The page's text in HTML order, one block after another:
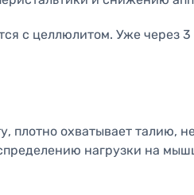
с целлюлитом. Уже через
плотно охватывает талию,
нагрузки на